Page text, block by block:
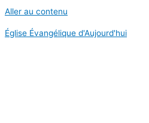
Aller au contenu
Église Évangélique d'Aujourd'hui